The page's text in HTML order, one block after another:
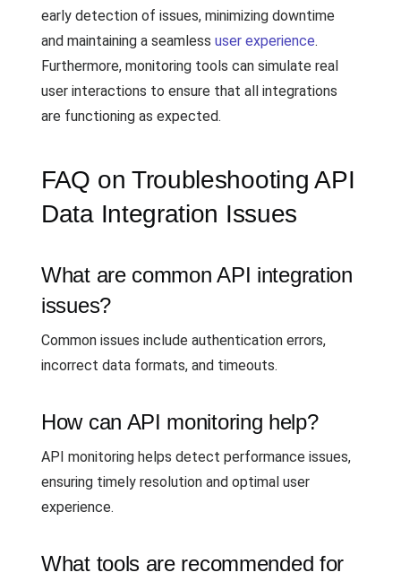
early detection of issues, minimizing downtime
and maintaining a seamless user experience.
Furthermore, monitoring tools can simulate real
user interactions to ensure that all integrations
are functioning as expected.
FAQ on Troubleshooting API
Data Integration Issues
What are common API integration
issues?
Common issues include authentication errors,
incorrect data formats, and timeouts.
How can API monitoring help?
API monitoring helps detect performance issues,
ensuring timely resolution and optimal user
experience.
What tools are recommended for